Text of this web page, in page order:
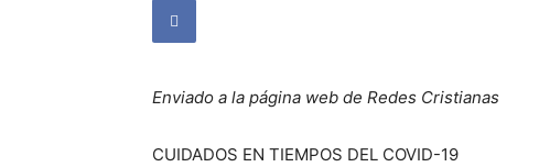
Enviado a la página web de Redes Cristianas
CUIDADOS EN TIEMPOS DEL COVID-19